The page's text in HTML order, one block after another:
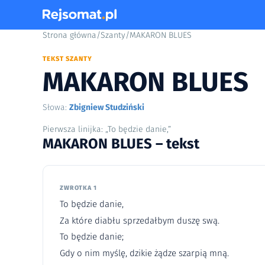
Strona główna/Szanty/MAKARON BLUES
TEKST SZANTY
MAKARON BLUES
Słowa: Zbigniew Studziński
Pierwsza linijka: „To będzie danie,”
MAKARON BLUES – tekst
ZWROTKA 1
To będzie danie,
Za które diabłu sprzedałbym duszę swą.
To będzie danie;
Gdy o nim myślę, dzikie żądze szarpią mną.